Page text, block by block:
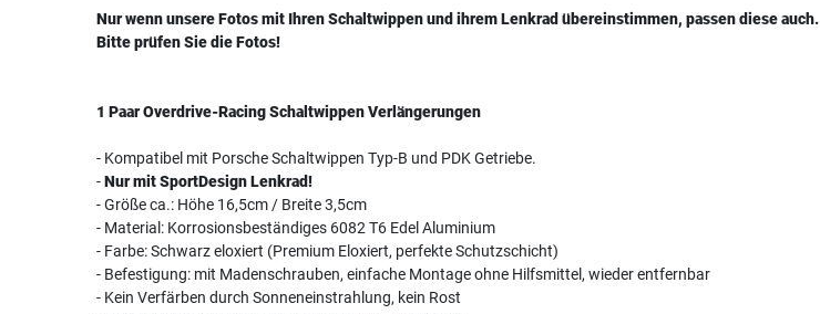
Nur wenn unsere Fotos mit Ihren Schaltwippen und ihrem Lenkrad übereinstimmen, passen diese auch.
Bitte prüfen Sie die Fotos!
1 Paar Overdrive-Racing Schaltwippen Verlängerungen
- Kompatibel mit Porsche Schaltwippen Typ-B und PDK Getriebe.
-Nur mit SportDesign Lenkrad!
- Größe ca.: Höhe 16,5cm / Breite 3,5cm
- Material: Korrosionsbeständiges 6082 T6 Edel Aluminium
- Farbe: Schwarz eloxiert (Premium Eloxiert, perfekte Schutzschicht)
- Befestigung: mit Madenschrauben, einfache Montage ohne Hilfsmittel, wieder entfernbar
- Kein Verfärben durch Sonneneinstrahlung, kein Rost